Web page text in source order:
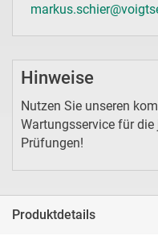
Hinweise
Nutzen Sie unseren
Wartungsservice für
Prüfungen!
Produktdetails